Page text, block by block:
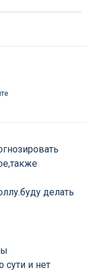
делать
сути и нет